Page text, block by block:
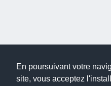
En poursuivant votre
site, vous acceptez